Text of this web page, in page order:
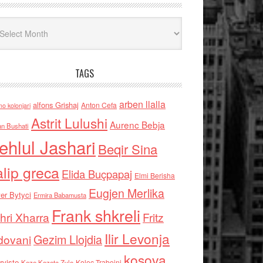
TAGS
kolonjari alfons Grishaj Anton Cefa arben llalla
Bushati Astrit Lulushi Aurenc Bebja
Jashari Beqir Sina
grecaElida Buçpapaj Elmi Berisha
Bytyci Ermira Babamusta Eugjen Merlika
Xharra Frank shkreli Fritz
Gezim Llojdia Ilir Levonja